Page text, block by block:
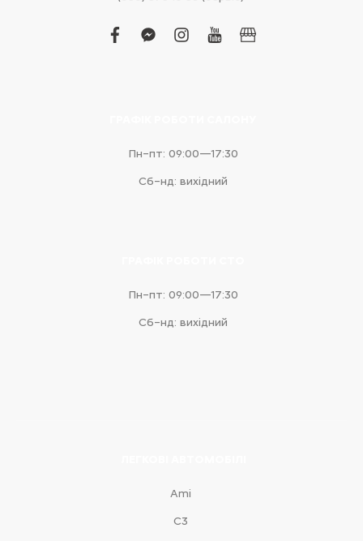
facebook
facebook-
instagram
youtubebusiness
Пн–пт: 09:00—17:30
Сб–нд: вихідний
Пн–пт: 09:00—17:30
Сб–нд: вихідний
Ami
С3